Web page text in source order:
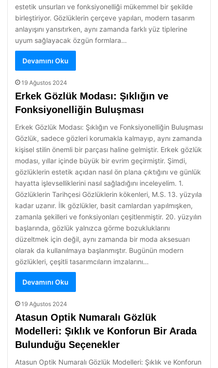
estetik unsurları ve fonksiyonelliği mükemmel bir şekilde
birleştiriyor. Gözlüklerin çerçeve yapıları, modern tasarım
anlayışını yansıtırken, aynı zamanda farklı yüz tiplerine
uyum sağlayacak özgün formlara…
Devamını Oku
19 Ağustos 2024
Erkek Gözlük Modası: Şıklığın ve
Fonksiyonelliğin Buluşması
Erkek Gözlük Modası: Şıklığın ve Fonksiyonelliğin Buluşması
Gözlük, sadece gözleri korumakla kalmayıp, aynı zamanda
kişisel stilin önemli bir parçası haline gelmiştir. Erkek gözlük
modası, yıllar içinde büyük bir evrim geçirmiştir. Şimdi,
gözlüklerin estetik açıdan nasıl ön plana çıktığını ve günlük
hayatta işlevselliklerini nasıl sağladığını inceleyelim. 1.
Gözlüklerin Tarihçesi Gözlüklerin kökenleri, M.S. 13. yüzyıla
kadar uzanır. İlk gözlükler, basit camlardan yapılmışken,
zamanla şekilleri ve fonksiyonları çeşitlenmiştir. 20. yüzyılın
başlarında, gözlük yalnızca görme bozukluklarını
düzeltmek için değil, aynı zamanda bir moda aksesuarı
olarak da kullanılmaya başlanmıştır. Bugünün modern
gözlükleri, çeşitli tasarımcıların imzalarını…
Devamını Oku
19 Ağustos 2024
Atasun Optik Numaralı Gözlük
Modelleri: Şıklık ve Konforun Bir Arada
Bulunduğu Seçenekler
Atasun Optik Numaralı Gözlük Modelleri: Şıklık ve Konforun